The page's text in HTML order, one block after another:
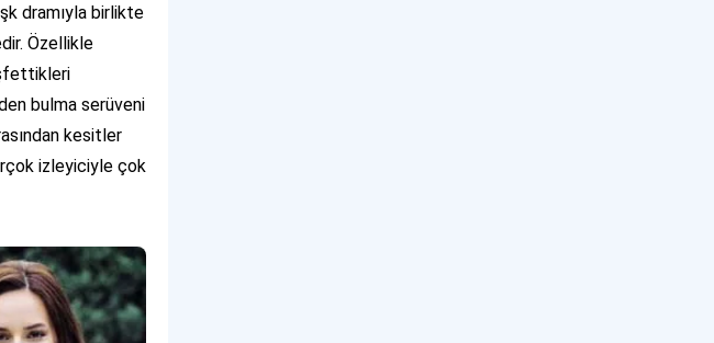
dramıyla birlikte
Özellikle
bulma serüveni
kesitler
izleyiciyle çok